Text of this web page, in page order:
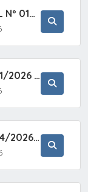
CONCORRÊNCIA PRESENCIAL Nº 019/2025 - PAVIMENTAÇÃO ASFÁLTICA EM TRECHO DA RUA 2 NO BAIRRO VILA SOARES NO MUNICÍPIO DE SETE BARRAS/SP.
PREGÃO ELETRÔNICO Nº 021/2026 - AQUISIÇÃO DE CONTENTORES E CARRINHOS, DESTINADOS A COLETIVA E MANEJO DE RESÍDUOS SÓLIDOS, ATRAVÉS DO SISTEMA DE REGISTRO DE PREÇOS (SRP)
PREGÃO ELETRÔNICO Nº 024/2026 - AQUISIÇÃO DE GÁS MEDICINAL TIPO OXIGÊNIO (1,00 M3, 3,00 M3 E 10,00 M3), EM ATENDIMENTO À SECRETARIA MUNICIPAL DE SAÚDE, ATRAVÉS DO SISTEMA DE REGISTRO DE PREÇOS (SRP)